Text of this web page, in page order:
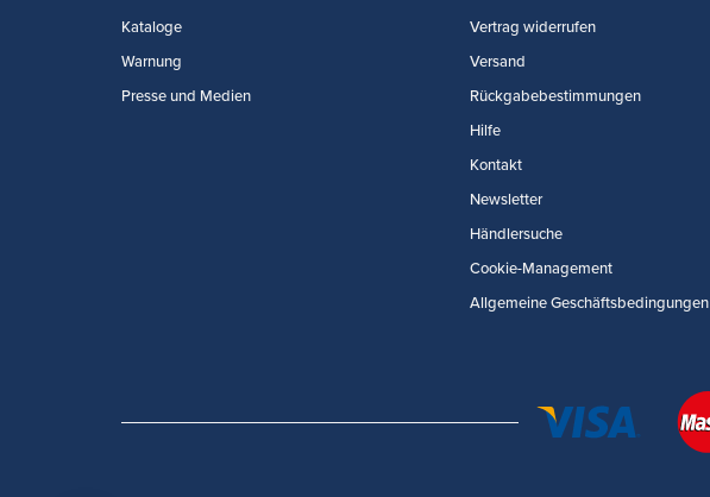
Kataloge
Warnung
Presse und Medien
Vertrag widerrufen
Versand
Rückgabebestimmungen
Hilfe
Kontakt
Newsletter
Händlersuche
Cookie-Management
Allgemeine Geschäftsbedingungen